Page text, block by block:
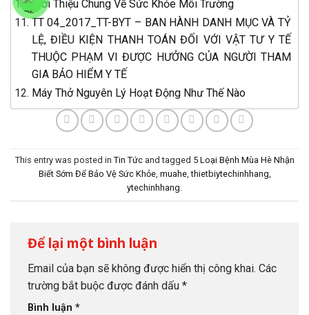
Giới Thiệu Chung Về Sức Khỏe Môi Trường
TT 04_2017_TT-BYT – BAN HÀNH DANH MỤC VÀ TỶ
LỆ, ĐIỀU KIỆN THANH TOÁN ĐỐI VỚI VẬT TƯ Y TẾ
THUỘC PHẠM VI ĐƯỢC HƯỞNG CỦA NGƯỜI THAM
GIA BẢO HIỂM Y TẾ
Máy Thở Nguyên Lý Hoạt Động Như Thế Nào
This entry was posted in Tin Tứcand tagged 5 Loại Bệnh Mùa Hè Nhận
Biết Sớm Để Bảo Vệ Sức Khỏe, muahe,thietbiytechinhhang
ytechinhhang
Để lại một bình luận
Email của bạn sẽ không được hiển thị công khai. Các
trường bắt buộc được đánh dấu *
Bình luận *